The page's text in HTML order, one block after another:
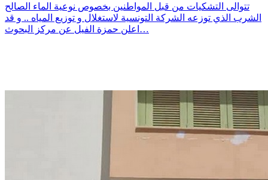
تتوالى التشكيات من قبل المواطنين بخصوص نوعية الماء الصالح
الشرب الذي توزعه الشركة التونسية لاستغلال و توزيع المياه .. و قد
اعلن حمزة الفيل عن مركز البحوث…